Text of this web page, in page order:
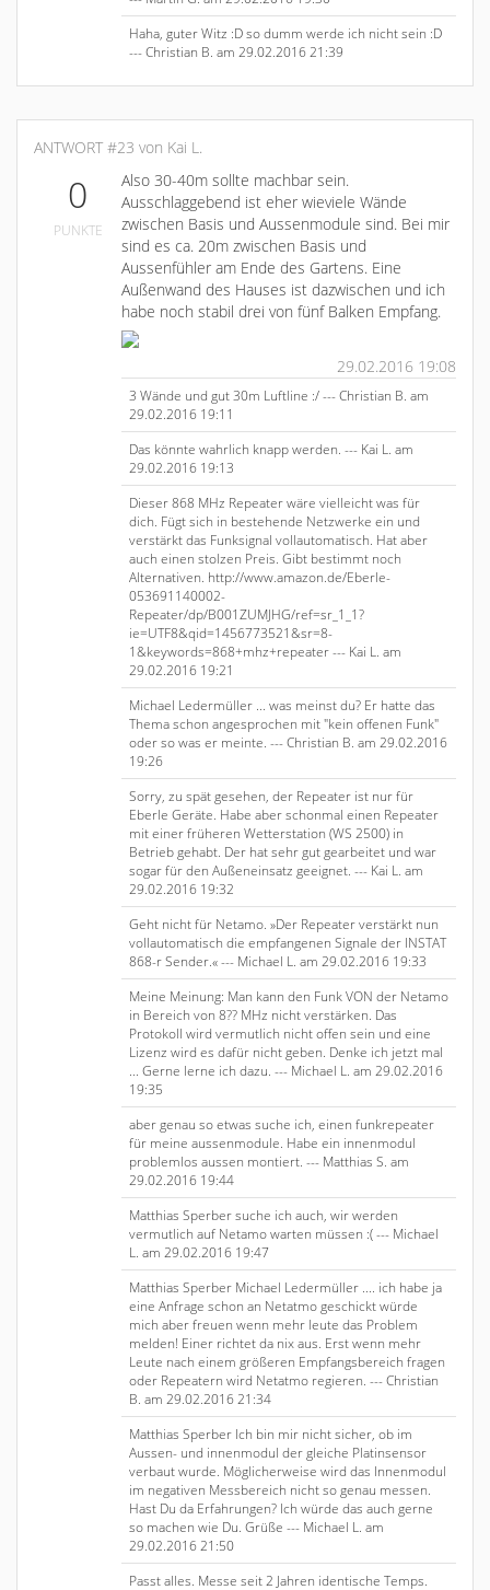
Haha, guter Witz :D so dumm werde ich nicht sein :D
--- Christian B. am 29.02.2016 21:39
ANTWORT #23 von Kai L.
0
PUNKTE
Also 30-40m sollte machbar sein.
Ausschlaggebend ist eher wieviele Wände
zwischen Basis und Aussenmodule sind. Bei mir
sind es ca. 20m zwischen Basis und
Aussenfühler am Ende des Gartens. Eine
Außenwand des Hauses ist dazwischen und ich
habe noch stabil drei von fünf Balken Empfang.
29.02.2016 19:08
3 Wände und gut 30m Luftline :/ --- Christian B. am
29.02.2016 19:11
Das könnte wahrlich knapp werden. --- Kai L. am
29.02.2016 19:13
Dieser 868 MHz Repeater wäre vielleicht was für
dich. Fügt sich in bestehende Netzwerke ein und
verstärkt das Funksignal vollautomatisch. Hat aber
auch einen stolzen Preis. Gibt bestimmt noch
Alternativen. http://www.amazon.de/Eberle-
053691140002-
Repeater/dp/B001ZUMJHG/ref=sr_1_1?
ie=UTF8&qid=1456773521&sr=8-
1&keywords=868+mhz+repeater --- Kai L. am
29.02.2016 19:21
Michael Ledermüller ... was meinst du? Er hatte das
Thema schon angesprochen mit "kein offenen Funk"
oder so was er meinte. --- Christian B. am 29.02.2016
19:26
Sorry, zu spät gesehen, der Repeater ist nur für
Eberle Geräte. Habe aber schonmal einen Repeater
mit einer früheren Wetterstation (WS 2500) in
Betrieb gehabt. Der hat sehr gut gearbeitet und war
sogar für den Außeneinsatz geeignet. --- Kai L. am
29.02.2016 19:32
Geht nicht für Netamo. »Der Repeater verstärkt nun
vollautomatisch die empfangenen Signale der INSTAT
868-r Sender.« --- Michael L. am 29.02.2016 19:33
Meine Meinung: Man kann den Funk VON der Netamo
in Bereich von 8?? MHz nicht verstärken. Das
Protokoll wird vermutlich nicht offen sein und eine
Lizenz wird es dafür nicht geben. Denke ich jetzt mal
... Gerne lerne ich dazu. --- Michael L. am 29.02.2016
19:35
aber genau so etwas suche ich, einen funkrepeater
für meine aussenmodule. Habe ein innenmodul
problemlos aussen montiert. --- Matthias S. am
29.02.2016 19:44
Matthias Sperber suche ich auch, wir werden
vermutlich auf Netamo warten müssen :( --- Michael
L. am 29.02.2016 19:47
Matthias Sperber Michael Ledermüller .... ich habe ja
eine Anfrage schon an Netatmo geschickt würde
mich aber freuen wenn mehr leute das Problem
melden! Einer richtet da nix aus. Erst wenn mehr
Leute nach einem größeren Empfangsbereich fragen
oder Repeatern wird Netatmo regieren. --- Christian
B. am 29.02.2016 21:34
Matthias Sperber Ich bin mir nicht sicher, ob im
Aussen- und innenmodul der gleiche Platinsensor
verbaut wurde. Möglicherweise wird das Innenmodul
im negativen Messbereich nicht so genau messen.
Hast Du da Erfahrungen? Ich würde das auch gerne
so machen wie Du. Grüße --- Michael L. am
29.02.2016 21:50
Passt alles. Messe seit 2 Jahren identische Temps.